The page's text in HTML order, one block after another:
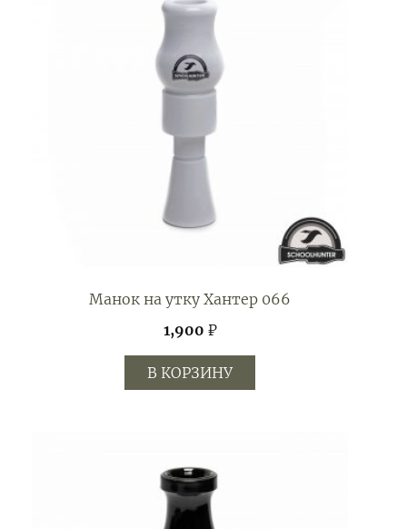
Манок на утку Хантер 066
1,900 ₽
В КОРЗИНУ